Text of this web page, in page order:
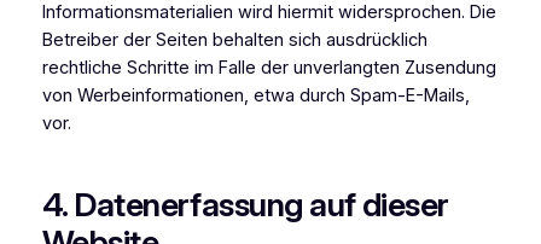
Informationsmaterialien wird hiermit widersprochen. Die
Betreiber der Seiten behalten sich ausdrücklich
rechtliche Schritte im Falle der unverlangten Zusendung
von Werbeinformationen, etwa durch Spam-E-Mails,
vor.
4. Datenerfassung auf dieser